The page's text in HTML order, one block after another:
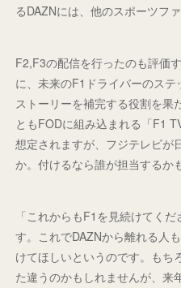
るDAZNには、他のスポーツフ
F2,F3の配信を行ったのも評価
に、未来のF1ドライバーのステ
ストーリーを補完する役割を果
ともFODに組み込まれる「F1
想定されますが、フジテレビが
か。付けるなら誰が担当するか
「これからもF1を見続けてく
す。これでDAZNから離れる人
けてほしいというのです。もち
た違うのかもしれませんが、来